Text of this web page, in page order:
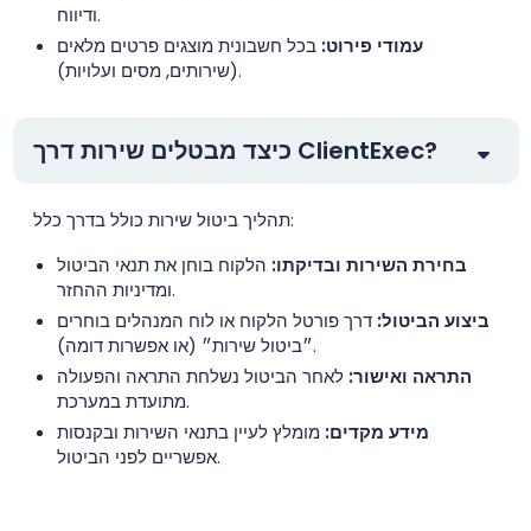
ודיווח.
עמודי פירוט: בכל חשבונית מוצגים פרטים מלאים
(שירותים, מסים ועלויות).
כיצד מבטלים שירות דרך ClientExec?
תהליך ביטול שירות כולל בדרך כלל:
בחירת השירות ובדיקתו: הלקוח בוחן את תנאי הביטול
ומדיניות ההחזר.
ביצוע הביטול: דרך פורטל הלקוח או לוח המנהלים בוחרים
״ביטול שירות״ (או אפשרות דומה).
התראה ואישור: לאחר הביטול נשלחת התראה והפעולה
מתועדת במערכת.
מידע מקדים: מומלץ לעיין בתנאי השירות ובקנסות
אפשריים לפני הביטול.